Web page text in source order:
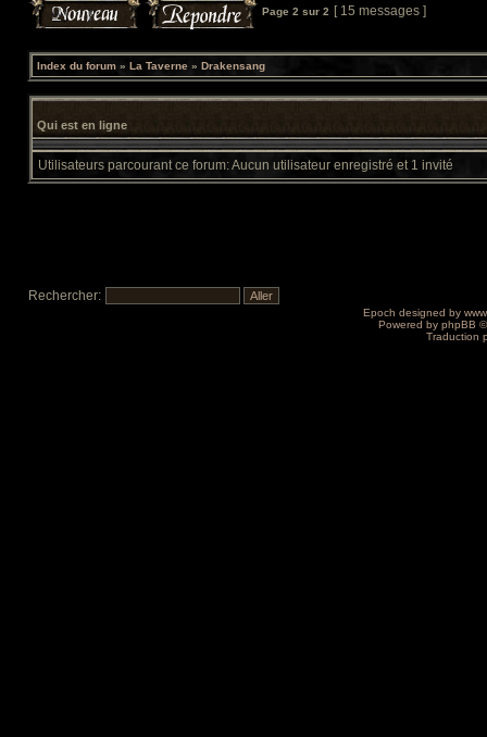
Page 2 sur 2 [ 15 messages ]
Index du forum » La Taverne » Drakensang
Qui est en ligne
Utilisateurs parcourant ce forum: Aucun utilisateur enregistré et 1 invité
Rechercher:
Epoch designed by
Powered by phpBB
Traduction